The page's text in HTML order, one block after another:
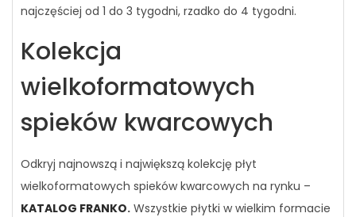
najczęściej od 1 do 3 tygodni, rzadko do 4 tygodni.
Kolekcja
wielkoformatowych
spieków kwarcowych
Odkryj najnowszą i największą kolekcję płyt
wielkoformatowych spieków kwarcowych na rynku –
KATALOG FRANKO. Wszystkie płytki w wielkim formacie